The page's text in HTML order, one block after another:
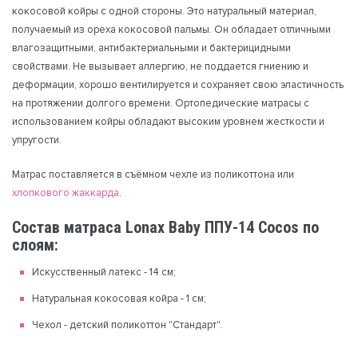
кокосовой койры с одной стороны. Это натуральный материал,
получаемый из ореха кокосовой пальмы. Он обладает отличными
влагозащитными, антибактериальными и бактерицидными
свойствами. Не вызывает аллергию, не поддается гниению и
деформации, хорошо вентилируется и сохраняет свою эластичность
на протяжении долгого времени. Ортопедические матрасы с
использованием койры обладают высоким уровнем жесткости и
упругости.
Матрас поставляется в съёмном чехле из поликоттона или
хлопкового жаккарда.
Состав матраса Lonax Baby ППУ-14 Cocos по
слоям:
Искусственный латекс - 14 см;
Натуральная кокосовая койра - 1 см;
Чехол - детский поликоттон "Стандарт".